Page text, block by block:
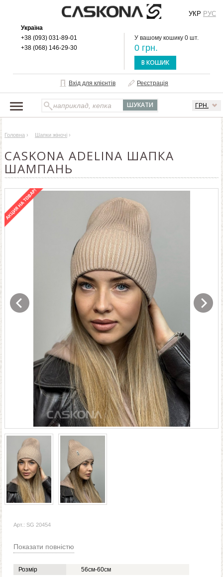
Україна
+38 (093) 031-89-01
+38 (068) 146-29-30
У вашому кошику 0 шт.
0 грн.
В КОШИК
Вхід для клієнтів Реєстрація
ГРН.
УКР РУС
ПРО БРЕНД
ДОСТАВКА І ОПЛАТА
ОПТОВИМ КЛІЄНТАМ
Головна › Шапки жіночі ›
CASKONA ADELINA ШАПКА
ШАМПАНЬ
Арт.: SG 20454
Показати повністю
Розмір
56см-60см